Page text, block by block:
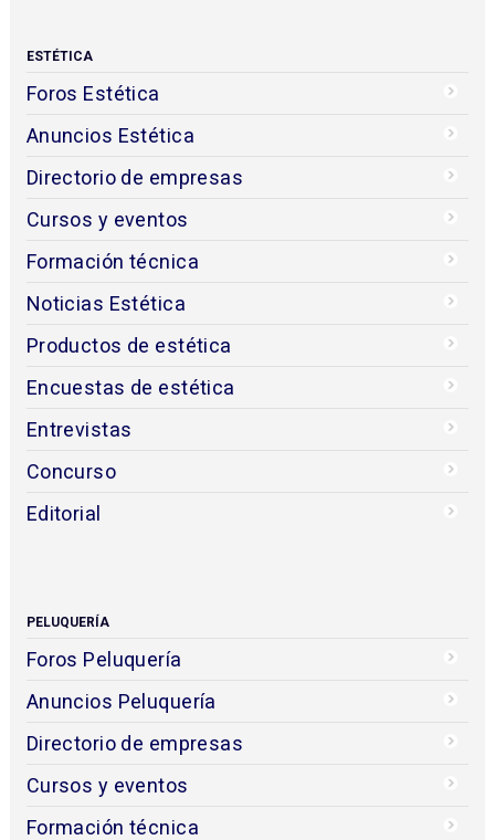
ESTÉTICA
Foros Estética
Anuncios Estética
Directorio de empresas
Cursos y eventos
Formación técnica
Noticias Estética
Productos de estética
Encuestas de estética
Entrevistas
Concurso
Editorial
PELUQUERÍA
Foros Peluquería
Anuncios Peluquería
Directorio de empresas
Cursos y eventos
Formación técnica